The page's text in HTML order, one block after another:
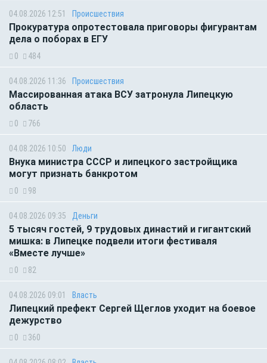
04.08.2026 12:51 Происшествия
Прокуратура опротестовала приговоры фигурантам
дела о поборах в ЕГУ
0 484
04.08.2026 11:36 Происшествия
Массированная атака ВСУ затронула Липецкую
область
0 766
04.08.2026 10:50 Люди
Внука министра СССР и липецкого застройщика
могут признать банкротом
0 98
04.08.2026 09:35 Деньги
5 тысяч гостей, 9 трудовых династий и гигантский
мишка: в Липецке подвели итоги фестиваля
«Вместе лучше»
0 82
04.08.2026 09:01 Власть
Липецкий префект Сергей Щеглов уходит на боевое
дежурство
0 360